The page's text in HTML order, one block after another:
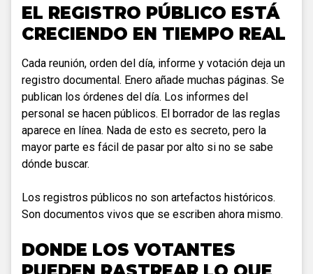
EL REGISTRO PÚBLICO ESTÁ
CRECIENDO EN TIEMPO REAL
Cada reunión, orden del día, informe y votación deja un
registro documental. Enero añade muchas páginas. Se
publican los órdenes del día. Los informes del
personal se hacen públicos. El borrador de las reglas
aparece en línea. Nada de esto es secreto, pero la
mayor parte es fácil de pasar por alto si no se sabe
dónde buscar.
Los registros públicos no son artefactos históricos.
Son documentos vivos que se escriben ahora mismo.
DONDE LOS VOTANTES